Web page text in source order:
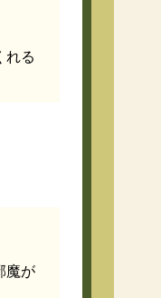
れる
魔が